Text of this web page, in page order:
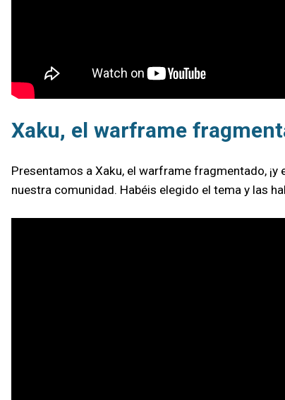
Xaku, el warframe
Presentamos a Xaku, el warframe fragmentado,
nuestra comunidad. Habéis elegido el tema y las